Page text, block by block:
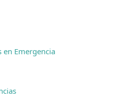
en Emergencia